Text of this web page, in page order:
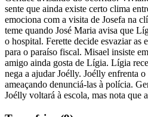
sente que ainda existe certo clima
emociona com a visita de Josefa na
teme quando José Maria avisa que
o hospital. Ferette decide esvaziar as
para o paraíso fiscal. Misael insiste
amigo ainda gosta de Lígia. Lígia
nega a ajudar Joélly. Joélly enfrenta
ameaçando denunciá-las à polícia.
Joélly voltará à escola, mas nota que